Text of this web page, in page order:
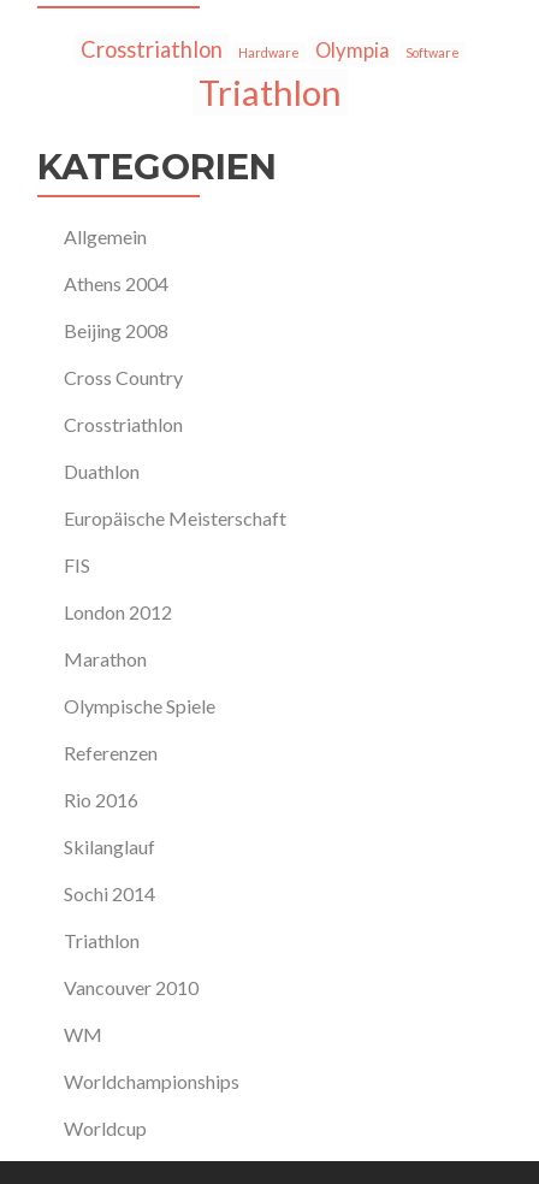
Crosstriathlon Hardware Olympia Software
Triathlon
KATEGORIEN
Allgemein
Athens 2004
Beijing 2008
Cross Country
Crosstriathlon
Duathlon
Europäische Meisterschaft
FIS
London 2012
Marathon
Olympische Spiele
Referenzen
Rio 2016
Skilanglauf
Sochi 2014
Triathlon
Vancouver 2010
WM
Worldchampionships
Worldcup